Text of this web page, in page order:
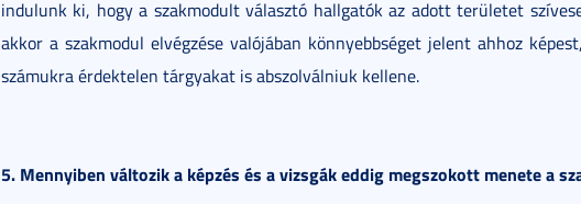
indulunk ki, hogy a szakmodult választó hallgatók az adott területet
akkor a szakmodul elvégzése valójában könnyebbséget jelent ahhoz
számukra érdektelen tárgyakat is abszolválniuk kellene.
5. Mennyiben változik a képzés és a vizsgák eddig megszokott menete a